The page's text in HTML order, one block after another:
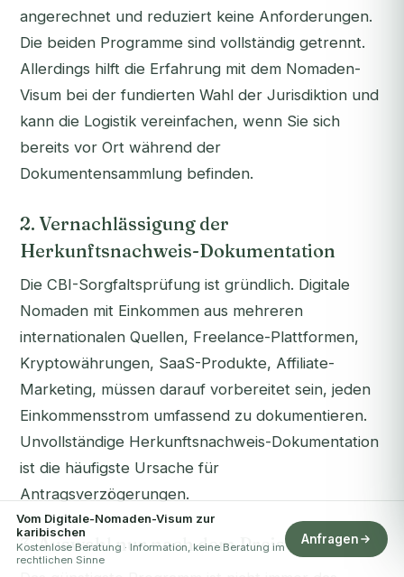
angerechnet und reduziert keine Anforderungen.
Die beiden Programme sind vollständig getrennt.
Allerdings hilft die Erfahrung mit dem Nomaden-
Visum bei der fundierten Wahl der Jurisdiktion und
kann die Logistik vereinfachen, wenn Sie sich
bereits vor Ort während der
Dokumentensammlung befinden.
2. Vernachlässigung der
Herkunftsnachweis-Dokumentation
Die CBI-Sorgfaltsprüfung ist gründlich. Digitale
Nomaden mit Einkommen aus mehreren
internationalen Quellen, Freelance-Plattformen,
Kryptowährungen, SaaS-Produkte, Affiliate-
Marketing, müssen darauf vorbereitet sein, jeden
Einkommensstrom umfassend zu dokumentieren.
Unvollständige Herkunftsnachweis-Dokumentation
ist die häufigste Ursache für
Antragsverzögerungen.
3. Auswahl nur nach dem Preis
Vom Digitale-Nomaden-Visum zur
karibischen
Kostenlose Beratung · Information, keine Beratung im
rechtlichen Sinne
Anfragen